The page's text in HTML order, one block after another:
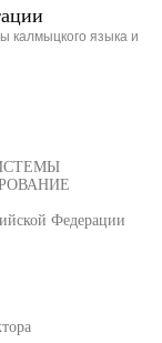
калмыцкого языка и
Федерации